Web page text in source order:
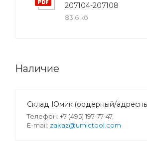
207104-207108
83,6 кб
Наличие
Склад Юмик (ордерный/
Телефон: +7 (495) 197-77-47,
E-mail: zakaz@umictool.com